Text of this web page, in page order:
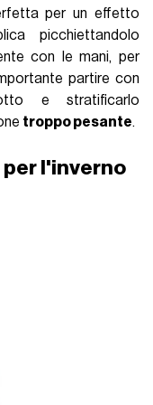
per un effetto
picchiettandolo
con le mani, per
partire con
e stratificarlo
troppo pesante.
l'inverno